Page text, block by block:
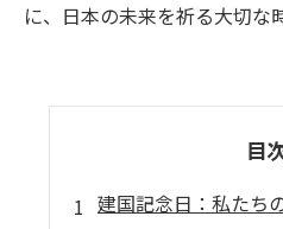
に、日本の未来を祈る大切な
目
建国記念日：私たち